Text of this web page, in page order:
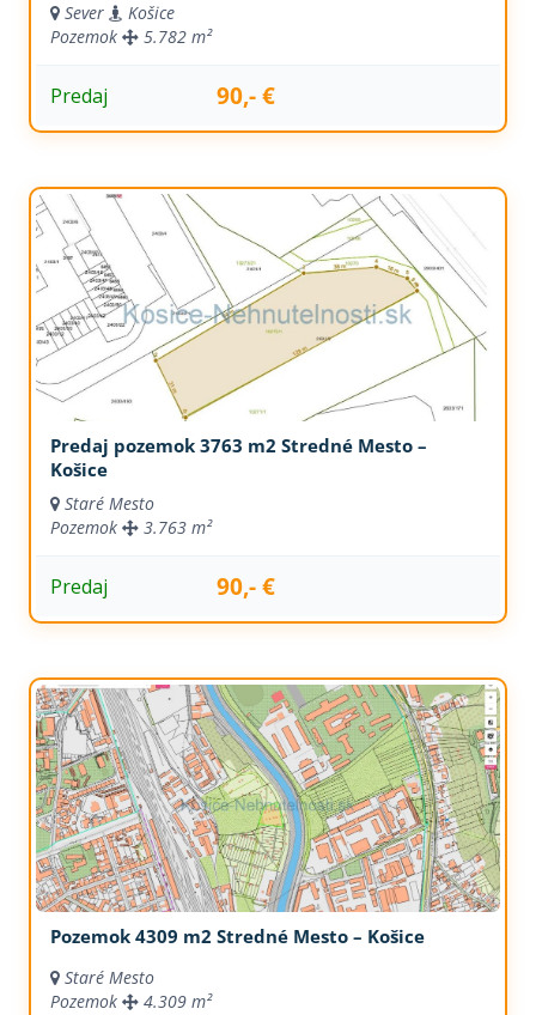
Sever
Košice
Pozemok
5.782 m²
Predaj 90,- €
Predaj pozemok 3763 m2 Stredné Mesto –
Košice
Staré Mesto
Pozemok
3.763 m²
Predaj 90,- €
Pozemok 4309 m2 Stredné Mesto – Košice
Staré Mesto
Pozemok
4.309 m²